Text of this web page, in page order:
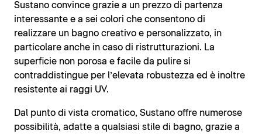
Sustano convince grazie a un prezzo di partenza
interessante e a sei colori che consentono di
realizzare un bagno creativo e personalizzato, in
particolare anche in caso di ristrutturazioni. La
superficie non porosa e facile da pulire si
contraddistingue per l’elevata robustezza ed è inoltre
resistente ai raggi UV.
Dal punto di vista cromatico, Sustano offre numerose
possibilità, adatte a qualsiasi stile di bagno, grazie a